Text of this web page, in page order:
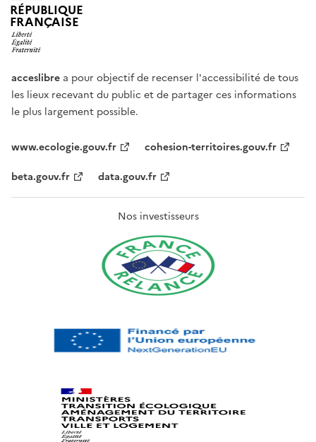
RÉPUBLIQUE
FRANÇAISE
acceslibre a pour objectif de recenser l'accessibilité de tous
les lieux recevant du public et de partager ces informations
le plus largement possible.
www.ecologie.gouv.fr
cohesion-territoires.gouv.fr
beta.gouv.fr
data.gouv.fr
Nos investisseurs